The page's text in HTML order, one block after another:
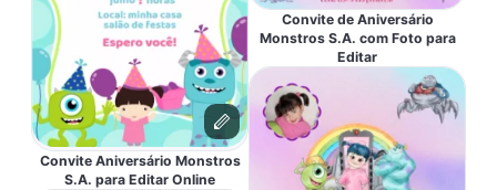
Convite Aniversário Monstros
S.A. para Editar Online
Convite de Aniversário
Monstros S.A. com Foto para
Editar